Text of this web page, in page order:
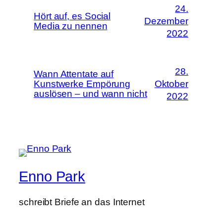
Hört auf, es Social
Media zu nennen
24.
Dezember
2022
Wann Attentate auf
Kunstwerke Empörung
auslösen – und wann nicht
28.
Oktober
2022
Enno Park
schreibt Briefe an das Internet